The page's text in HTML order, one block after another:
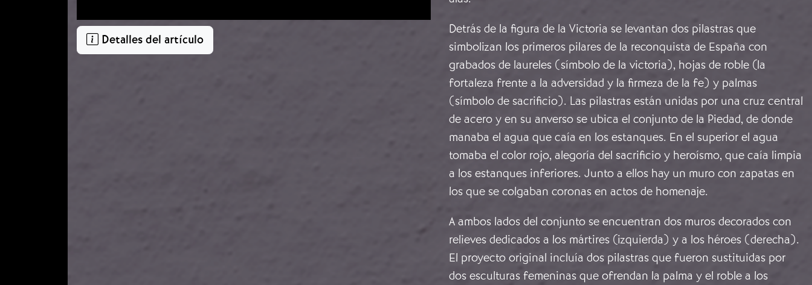
Detalles del artículo
Detrás de la figura de la Victoria se levantan dos pilastras que
simbolizan los primeros pilares de la reconquista de España con
grabados de laureles (símbolo de la victoria), hojas de roble (la
fortaleza frente a la adversidad y la firmeza de la fe) y palmas
(símbolo de sacrificio). Las pilastras están unidas por una cruz central
de acero y en su anverso se ubica el conjunto de la Piedad, de donde
manaba el agua que caía en los estanques. En el superior el agua
tomaba el color rojo, alegoría del sacrificio y heroísmo, que caía limpia
a los estanques inferiores. Junto a ellos hay un muro con zapatas en
los que se colgaban coronas en actos de homenaje.
A ambos lados del conjunto se encuentran dos muros decorados con
relieves dedicados a los mártires (izquierda) y a los héroes (derecha).
El proyecto original incluía dos pilastras que fueron sustituidas por
dos esculturas femeninas que ofrendan la palma y el roble a los